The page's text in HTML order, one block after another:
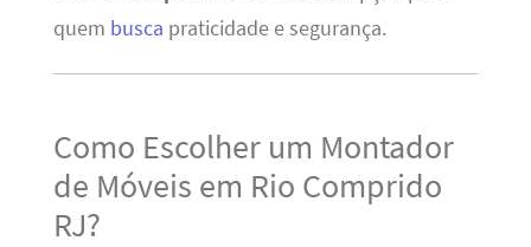
quem busca praticidade e segurança.
Como Escolher um Montador
de Móveis em Rio Comprido
RJ?